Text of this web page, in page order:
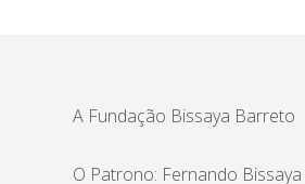
A Fundação Bissaya Barreto
O Patrono: Fernando